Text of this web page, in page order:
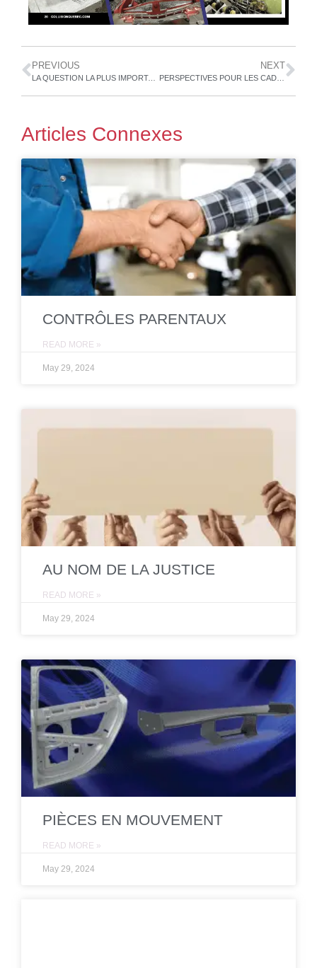
PREVIOUS
LA QUESTION LA PLUS IMPORTANTE SUR LES SYSTÈMES ADAS “Êtes-vous dans le coup?”
NEXT
PERSPECTIVES POUR LES CADRES
Articles Connexes
CONTRÔLES PARENTAUX
READ MORE »
May 29, 2024
AU NOM DE LA JUSTICE
READ MORE »
May 29, 2024
PIÈCES EN MOUVEMENT
READ MORE »
May 29, 2024